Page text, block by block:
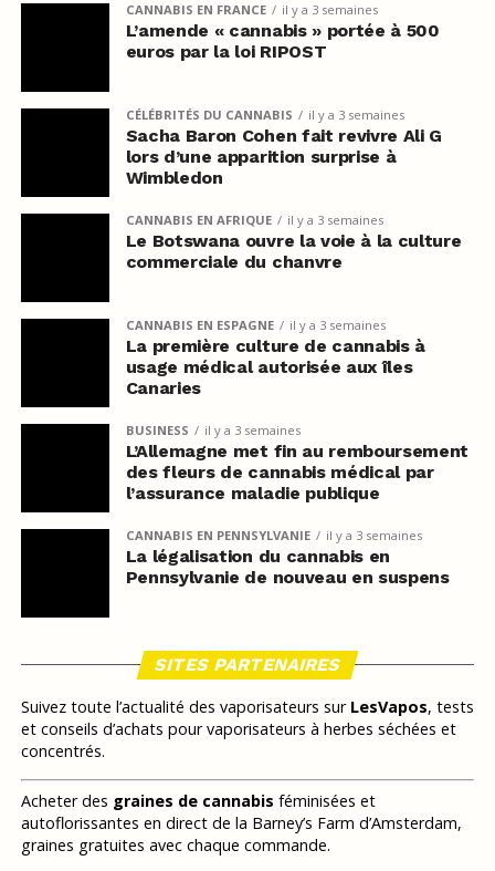
CANNABIS EN FRANCE il y a 3 semaines
L’amende « cannabis » portée à 500
euros par la loi RIPOST
CÉLÉBRITÉS DU CANNABIS il y a 3 semaines
Sacha Baron Cohen fait revivre Ali G
lors d’une apparition surprise à
Wimbledon
CANNABIS EN AFRIQUE il y a 3 semaines
Le Botswana ouvre la voie à la culture
commerciale du chanvre
CANNABIS EN ESPAGNE il y a 3 semaines
La première culture de cannabis à
usage médical autorisée aux îles
Canaries
BUSINESS il y a 3 semaines
L’Allemagne met fin au remboursement
des fleurs de cannabis médical par
l’assurance maladie publique
CANNABIS EN PENNSYLVANIE il y a 3 semaines
La légalisation du cannabis en
Pennsylvanie de nouveau en suspens
SITES PARTENAIRES
Suivez toute l’actualité des vaporisateurs sur LesVapos, tests
et conseils d’achats pour vaporisateurs à herbes séchées et
concentrés.
Acheter des graines de cannabis féminisées et
autoflorissantes en direct de la Barney’s Farm d’Amsterdam,
graines gratuites avec chaque commande.